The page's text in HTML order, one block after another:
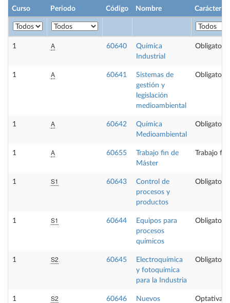
Curso Periodo Código Nombre Carácter
1 A 60640
Química
Industrial
Obligatoria
1 A 60641
Sistemas de
gestión y
legislación
medioambiental
Obligatoria
1 A 60642
Química
Medioambiental
Obligatoria
1 A 60655
Trabajo fin de
Máster
Trabajo
1 S1 60643
Control de
procesos y
productos
Obligatoria
1 S1 60644
Equipos para
procesos
químicos
Obligatoria
1 S2 60645
Electroquímica
y fotoquímica
para la Industria
Obligatoria
1 S2 60646
Nuevos
Optativa